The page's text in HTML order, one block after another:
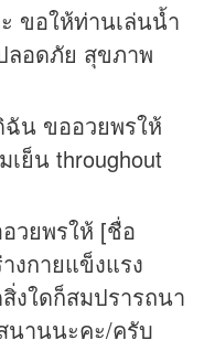
ขอให้ท่านเล่นน้ำ
ลอดภัย สุขภาพ
น ขออวยพรให้
ย็น throughout
วยพรให้ [ชื่อ
งกายแข็งแรง
งใดก็สมปรารถนา
นานนะคะ/ครับ